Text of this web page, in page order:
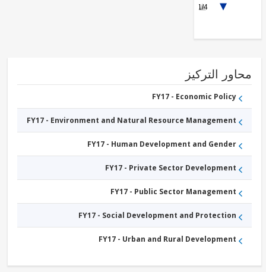
FY17 -
Protection
FY17 -
Trade
FY17 -
Other
Trade
Services
التركيز
FY17 - Economic Policy
FY17 - Environment and Natural Resource Management
FY17 - Human Development and Gender
FY17 - Private Sector Development
FY17 - Public Sector Management
FY17 - Social Development and Protection
FY17 - Urban and Rural Development